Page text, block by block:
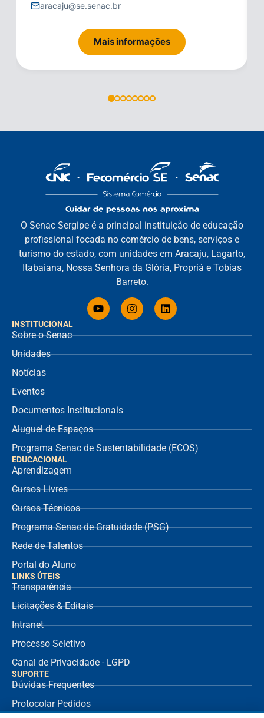
aracaju@se.senac.br
Mais informações
INSTITUCIONAL
Sobre o Senac
Unidades
Notícias
Eventos
Documentos Institucionais
Aluguel de Espaços
Programa Senac de Sustentabilidade (ECOS)
EDUCACIONAL
Aprendizagem
Cursos Livres
Cursos Técnicos
Programa Senac de Gratuidade (PSG)
Rede de Talentos
Portal do Aluno
O Senac Sergipe é a principal instituição de educação
profissional focada no comércio de bens, serviços e
turismo do estado, com unidades em Aracaju, Lagarto,
Itabaiana, Nossa Senhora da Glória, Propriá e Tobias
Barreto.
LINKS ÚTEIS
Transparência
Licitações & Editais
Intranet
Processo Seletivo
Canal de Privacidade - LGPD
SUPORTE
Dúvidas Frequentes
Protocolar Pedidos